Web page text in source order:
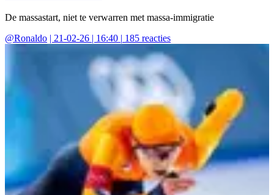
De massastart, niet te verwarren met massa-immigratie
@Ronaldo | 21-02-26 | 16:40 | 185 reacties